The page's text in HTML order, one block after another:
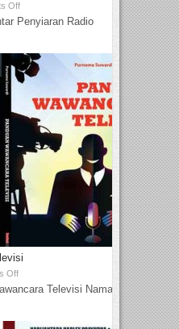
Off
Penyiaran Radio
Off
Televisi Nama